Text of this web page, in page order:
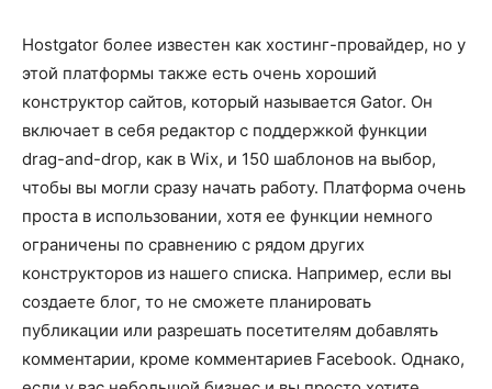
Hostgator более известен как хостинг-провайдер, но у
этой платформы также есть очень хороший
конструктор сайтов, который называется Gator. Он
включает в себя редактор с поддержкой функции
drag-and-drop, как в Wix, и 150 шаблонов на выбор,
чтобы вы могли сразу начать работу. Платформа очень
проста в использовании, хотя ее функции немного
ограничены по сравнению с рядом других
конструкторов из нашего списка. Например, если вы
создаете блог, то не сможете планировать
публикации или разрешать посетителям добавлять
комментарии, кроме комментариев Facebook. Однако,